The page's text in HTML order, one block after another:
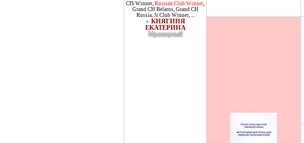
CIS Winner, Russian Club Winner,
Grand CH Belarus, Grand CH
Russia, Jr Club Winner, ...
♀ КНЯГИНЯ
ЕКАТЕРИНА
Мраморный